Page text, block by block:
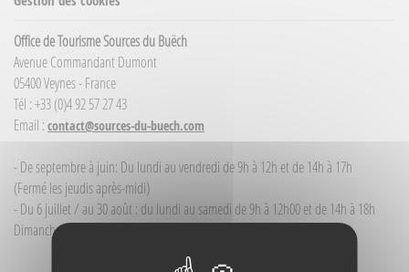
Office de Tourisme Sources du Buëch
Avenue Commandant Dumont
05400 Veynes - France
Tél : +33 (0)4 92 57 27 43
Email : contact@sources-du-buech.com
- De septembre à juin: Du lundi au vendredi de 9h à 12h et de 14h à 17h
(Fermé les jeudis après-midi)
- Du 6 juillet / au 30 août : du lundi au samedi de 9h à 12h00 et de 14h à 18h
Dimanche et jour férié : 9h à 12h00